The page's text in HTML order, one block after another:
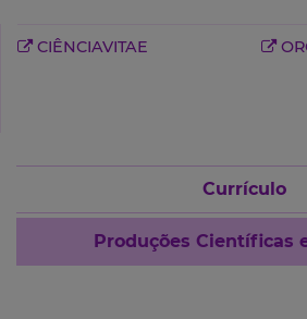
CIÊNCIAVITAE
Currículo
Produções Científicas